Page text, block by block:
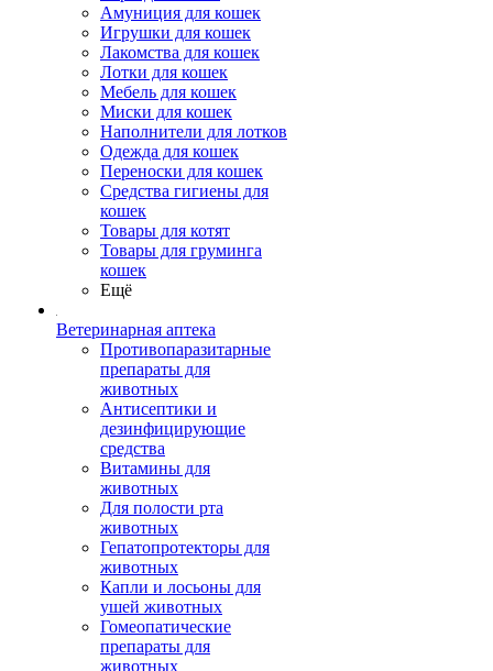
Амуниция для кошек
Игрушки для кошек
Лакомства для кошек
Лотки для кошек
Мебель для кошек
Миски для кошек
Наполнители для лотков
Одежда для кошек
Переноски для кошек
Средства гигиены для
кошек
Товары для котят
Товары для груминга
кошек
Ещё
Ветеринарная аптека
Противопаразитарные
препараты для
животных
Антисептики и
дезинфицирующие
средства
Витамины для
животных
Для полости рта
животных
Гепатопротекторы для
животных
Капли и лосьоны для
ушей животных
Гомеопатические
препараты для
животных